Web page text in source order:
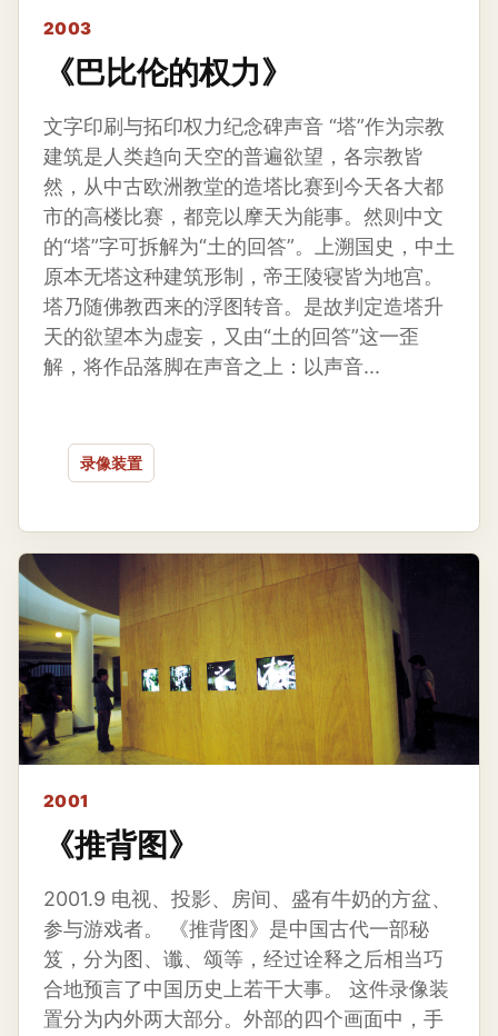
2003
《巴比伦的权力》
文字印刷与拓印权力纪念碑声音 “塔”作为宗教
建筑是人类趋向天空的普遍欲望，各宗教皆
然，从中古欧洲教堂的造塔比赛到今天各大都
市的高楼比赛，都竞以摩天为能事。然则中文
的“塔”字可拆解为“土的回答”。上溯国史，中土
原本无塔这种建筑形制，帝王陵寝皆为地宫。
塔乃随佛教西来的浮图转音。是故判定造塔升
天的欲望本为虚妄，又由“土的回答”这一歪
解，将作品落脚在声音之上：以声音...
录像装置
2001
《推背图》
2001.9 电视、投影、房间、盛有牛奶的方盆、
参与游戏者。 《推背图》是中国古代一部秘
笈，分为图、谶、颂等，经过诠释之后相当巧
合地预言了中国历史上若干大事。 这件录像装
置分为内外两大部分。外部的四个画面中，手